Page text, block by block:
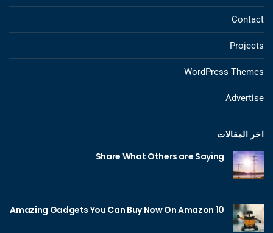
Contact
Projects
WordPress Themes
Advertise
اخر المقالات
Share What Others are Saying
10 Amazing Gadgets You Can Buy Now On Amazon